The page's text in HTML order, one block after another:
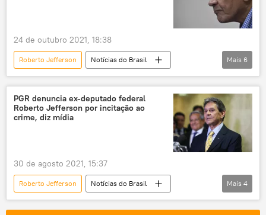
24 de outubro 2021, 18:38
Roberto Jefferson
Notícias do Brasil
Notícias
STF
preso
internado
hospital
Alexandre de Moraes
Mais 6
PGR denuncia ex-deputado federal
Roberto Jefferson por incitação ao
crime, diz mídia
30 de agosto 2021, 15:37
Roberto Jefferson
Notícias do Brasil
Notícias
Mais 4